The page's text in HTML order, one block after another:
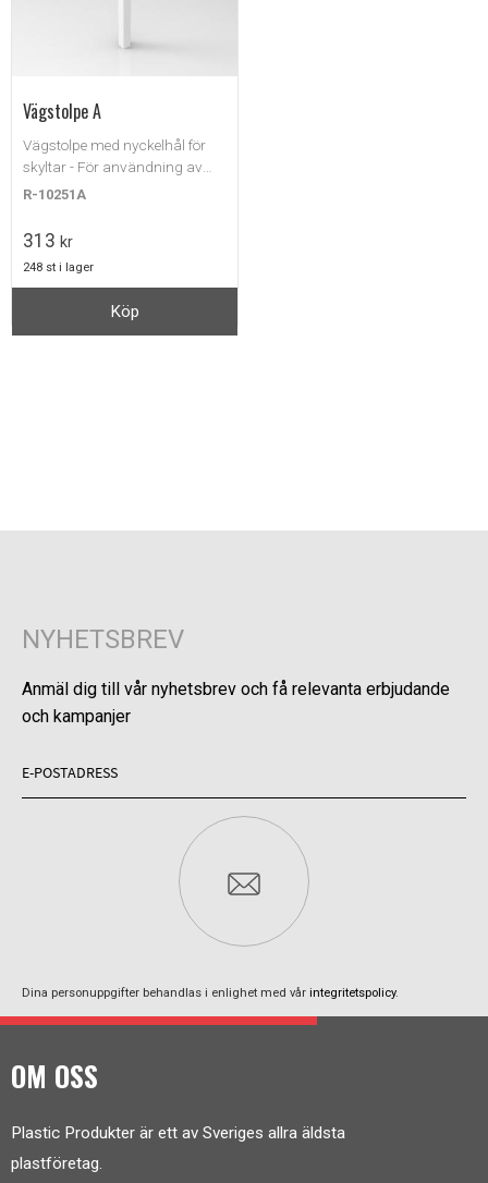
Vägstolpe A
Vägstolpe med nyckelhål för
skyltar - För användning av
bygg- väg- eller
R-10251A
313 kr
248 st i lager
Köp
NYHETSBREV
Anmäl dig till vår nyhetsbrev och få relevanta erbjudande
och kampanjer
Dina personuppgifter behandlas i enlighet med vår integritetspolicy.
OM OSS
Plastic Produkter är ett av Sveriges allra äldsta
plastföretag.